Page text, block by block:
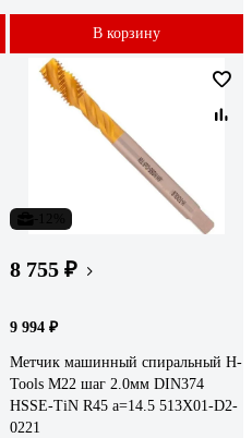
В корзину
8 755 ₽
9 994 ₽
Метчик машинный спиральный H-
Tools М22 шаг 2.0мм DIN374
HSSE-TiN R45 a=14.5 513X01-D2-
0221